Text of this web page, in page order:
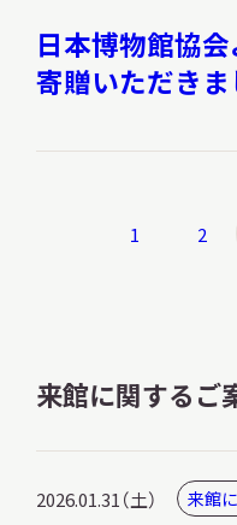
日本博物館協会
寄贈いただきま
1 2
来館に関するご
2026.01.31（土） 来館